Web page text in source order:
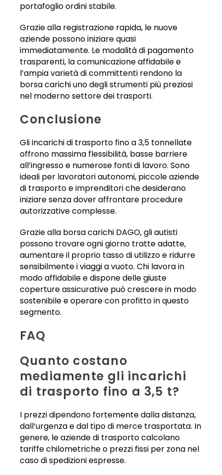
portafoglio ordini stabile.
Grazie alla registrazione rapida, le nuove
aziende possono iniziare quasi
immediatamente. Le modalità di pagamento
trasparenti, la comunicazione affidabile e
l’ampia varietà di committenti rendono la
borsa carichi uno degli strumenti più preziosi
nel moderno settore dei trasporti.
Conclusione
Gli incarichi di trasporto fino a 3,5 tonnellate
offrono massima flessibilità, basse barriere
all’ingresso e numerose fonti di lavoro. Sono
ideali per lavoratori autonomi, piccole aziende
di trasporto e imprenditori che desiderano
iniziare senza dover affrontare procedure
autorizzative complesse.
Grazie alla borsa carichi DAGO, gli autisti
possono trovare ogni giorno tratte adatte,
aumentare il proprio tasso di utilizzo e ridurre
sensibilmente i viaggi a vuoto. Chi lavora in
modo affidabile e dispone delle giuste
coperture assicurative può crescere in modo
sostenibile e operare con profitto in questo
segmento.
FAQ
Quanto costano
mediamente gli incarichi
di trasporto fino a 3,5 t?
I prezzi dipendono fortemente dalla distanza,
dall’urgenza e dal tipo di merce trasportata. In
genere, le aziende di trasporto calcolano
tariffe chilometriche o prezzi fissi per zona nel
caso di spedizioni espresse.